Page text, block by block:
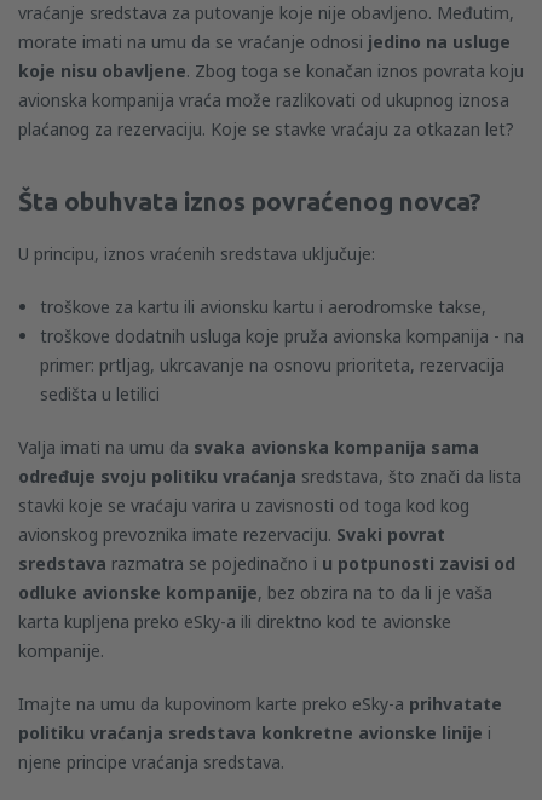
vraćanje sredstava za putovanje koje nije obavljeno. Međutim,
morate imati na umu da se vraćanje odnosi jedino na usluge
koje nisu obavljene. Zbog toga se konačan iznos povrata koju
avionska kompanija vraća može razlikovati od ukupnog iznosa
plaćanog za rezervaciju. Koje se stavke vraćaju za otkazan let?
Šta obuhvata iznos povraćenog novca?
U principu, iznos vraćenih sredstava uključuje:
troškove za kartu ili avionsku kartu i aerodromske takse,
troškove dodatnih usluga koje pruža avionska kompanija - na
primer: prtljag, ukrcavanje na osnovu prioriteta, rezervacija
sedišta u letilici
Valja imati na umu da svaka avionska kompanija sama
određuje svoju politiku vraćanja sredstava, što znači da lista
stavki koje se vraćaju varira u zavisnosti od toga kod kog
avionskog prevoznika imate rezervaciju. Svaki povrat
sredstava razmatra se pojedinačno i u potpunosti zavisi od
odluke avionske kompanije, bez obzira na to da li je vaša
karta kupljena preko eSky-a ili direktno kod te avionske
kompanije.
Imajte na umu da kupovinom karte preko eSky-a prihvatate
politiku vraćanja sredstava konkretne avionske linije i
njene principe vraćanja sredstava.